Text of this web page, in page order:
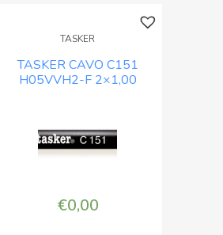
TASKER
TASKER CAVO C151
H05VVH2-F 2×1,00
€0,00